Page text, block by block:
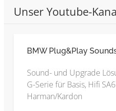
Unser Youtube-
BMW Plug&Play
Sound- und Upgrade
G-Serie für Basis, Hifi
Harman/Kardon